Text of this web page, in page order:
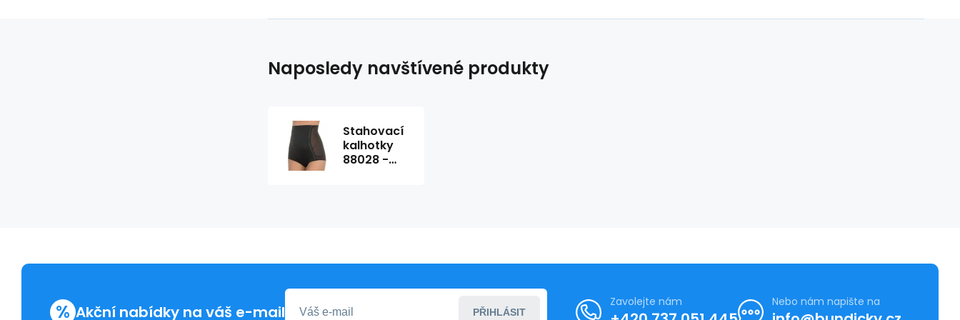
Naposledy navštívené produkty
Stahovací
kalhotky
88028 -
% Akční nabídky na váš e-mail PŘIHLÁSIT
Zavolejte nám Nebo nám napište na